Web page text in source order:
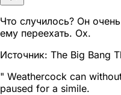
Что случилось? Он
ему переехать. Ох.
Источник: The Big Bang
" Weathercock can
paused for a simile.